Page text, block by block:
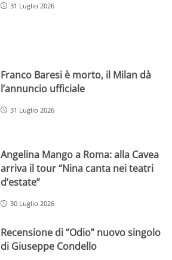
31 Luglio 2026
Franco Baresi è morto, il Milan dà
l’annuncio ufficiale
31 Luglio 2026
Angelina Mango a Roma: alla Cavea
arriva il tour “Nina canta nei teatri
d’estate”
30 Luglio 2026
Recensione di “Odio” nuovo singolo
di Giuseppe Condello